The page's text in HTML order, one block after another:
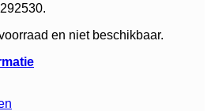
en niet beschikbaar.